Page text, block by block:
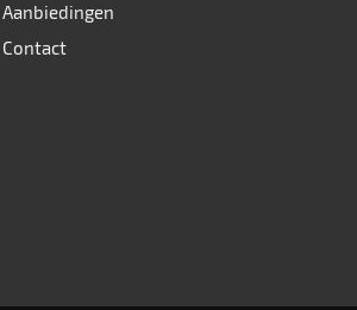
Aanbiedingen
Contact